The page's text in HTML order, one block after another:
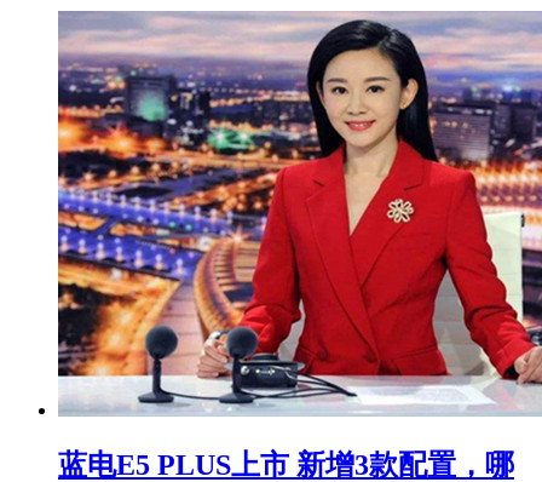
蓝电E5 PLUS上市 新增3款配置，哪